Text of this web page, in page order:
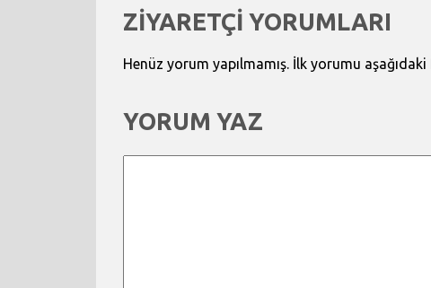
ZİYARETÇİ YORUMLARI
Henüz yorum yapılmamış. İlk yorumu
YORUM YAZ